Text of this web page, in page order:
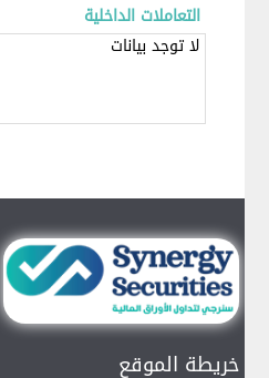
التعاملات الداخلية
لا توجد بيانات
خريطة الموقع